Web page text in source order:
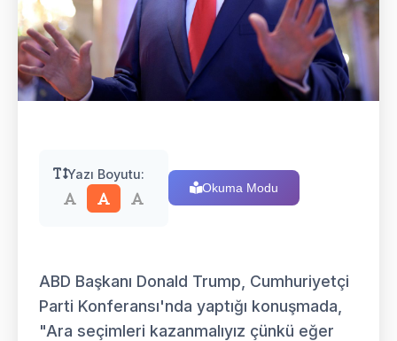
Yazı Boyutu:
Okuma Modu
ABD Başkanı Donald Trump, Cumhuriyetçi
Parti Konferansı'nda yaptığı konuşmada,
"Ara seçimleri kazanmalıyız çünkü eğer